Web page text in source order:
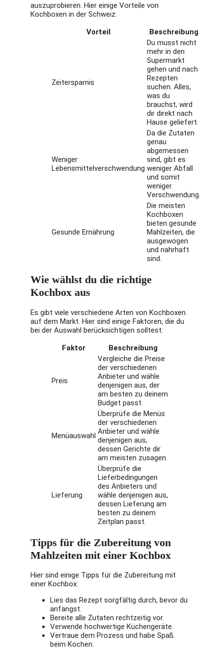
auszuprobieren. Hier einige Vorteile von
Kochboxen in der Schweiz:
Vorteil
Beschreibung
Zeitersparnis
Du musst nicht
mehr in den
Supermarkt
gehen und nach
Rezepten
suchen. Alles,
was du
brauchst, wird
dir direkt nach
Hause geliefert.
Weniger
Lebensmittelverschwendung
Da die Zutaten
genau
abgemessen
sind, gibt es
weniger Abfall
und somit
weniger
Verschwendung.
Gesunde Ernährung
Die meisten
Kochboxen
bieten gesunde
Mahlzeiten, die
ausgewogen
und nahrhaft
sind.
Wie wählst du die richtige
Kochbox aus
Es gibt viele verschiedene Arten von Kochboxen
auf dem Markt. Hier sind einige Faktoren, die du
bei der Auswahl berücksichtigen solltest:
Faktor
Beschreibung
Preis
Vergleiche die Preise
der verschiedenen
Anbieter und wähle
denjenigen aus, der
am besten zu deinem
Budget passt.
Menüauswahl
Überprüfe die Menüs
der verschiedenen
Anbieter und wähle
denjenigen aus,
dessen Gerichte dir
am meisten zusagen.
Lieferung
Überprüfe die
Lieferbedingungen
des Anbieters und
wähle denjenigen aus,
dessen Lieferung am
besten zu deinem
Zeitplan passt.
Tipps für die Zubereitung von
Mahlzeiten mit einer Kochbox
Hier sind einige Tipps für die Zubereitung mit
einer Kochbox:
Lies das Rezept sorgfältig durch, bevor du
anfängst.
Bereite alle Zutaten rechtzeitig vor.
Verwende hochwertige Küchengeräte.
Vertraue dem Prozess und habe Spaß
beim Kochen.